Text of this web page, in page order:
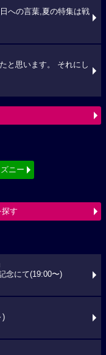
への言葉,夏の特集は戦
と思います。 それにし
ニー
す
念にて(19:00〜)
)